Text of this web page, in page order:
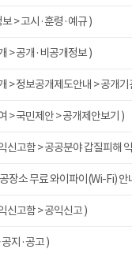
> 고시·훈령·예규 )
> 공개·비공개정보 )
> 정보공개제도안내 > 공개기
> 국민제안 > 공개제안보기 )
신고함 > 공공분야 갑질피해
장소 무료 와이파이(Wi-Fi) 안
신고함 > 공익신고 )
지·공고 )